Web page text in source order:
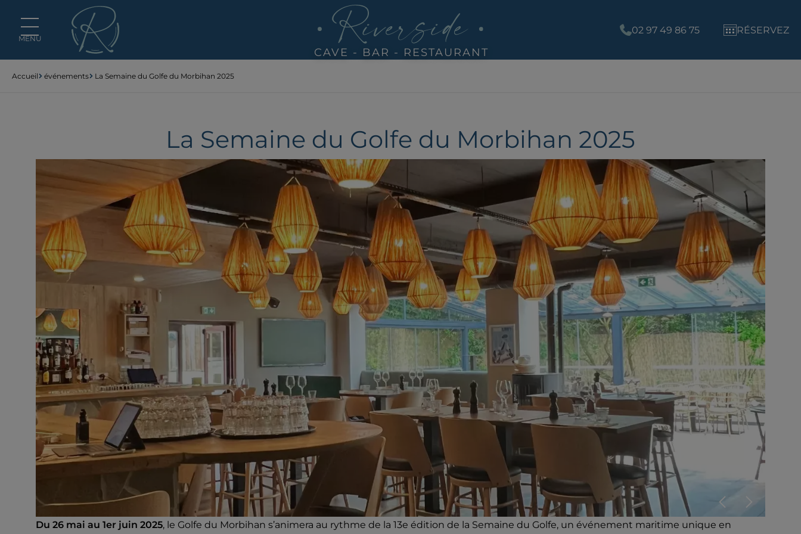
MENU
CAVE - BAR - RESTAURANT
02 97 49 86 75 RÉSERVEZ
Accueil événements La Semaine du Golfe du Morbihan 2025
La Semaine du Golfe du Morbihan 2025
Du 26 mai au 1er juin 2025, le Golfe du Morbihan s’animera au rythme de la 13e édition de la Semaine du Golfe, un événement maritime unique en
Panneau de gestion des cookies